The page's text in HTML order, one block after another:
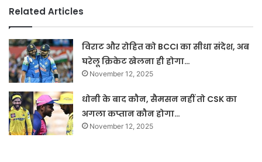
Related Articles
विराट और रोहित को BCCI का सीधा संदेश, अब
घरेलू क्रिकेट खेलना ही होगा…
November 12, 2025
धोनी के बाद कौन, सैमसन नहीं तो CSK का
अगला कप्तान कौन होगा…
November 12, 2025